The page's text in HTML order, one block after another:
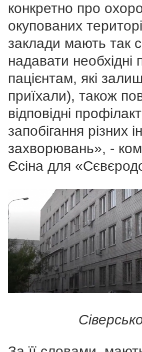
конкретно про
окупованих
заклади мають так
надавати необхідні
пацієнтам, які
приїхали), також
відповідні
запобігання різних
захворювань», -
Єсіна для